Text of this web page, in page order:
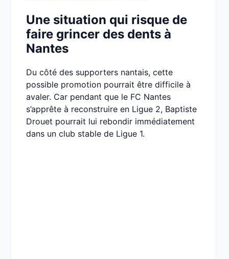
Une situation qui risque de
faire grincer des dents à
Nantes
Du côté des supporters nantais, cette
possible promotion pourrait être difficile à
avaler. Car pendant que le FC Nantes
s’apprête à reconstruire en Ligue 2, Baptiste
Drouet pourrait lui rebondir immédiatement
dans un club stable de Ligue 1.